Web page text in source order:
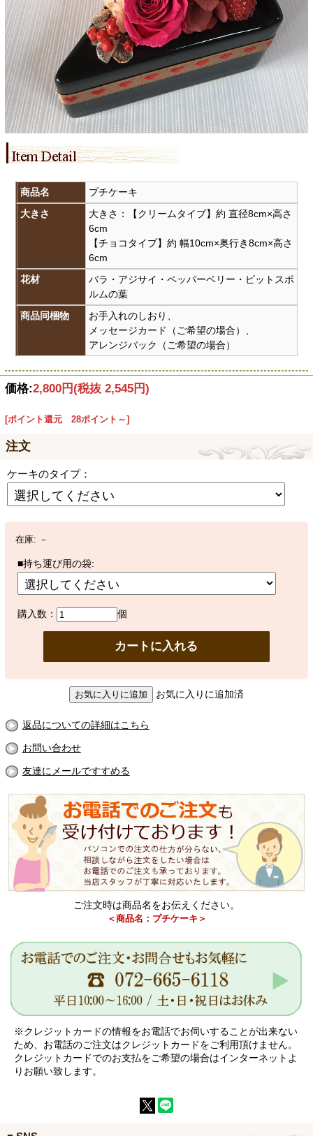
商品名
プチケーキ
大きさ
大きさ：【クリームタイプ】約 直径8cm×高さ
6cm
【チョコタイプ】約 幅10cm×奥行き8cm×高さ
6cm
花材
バラ・アジサイ・ペッパーベリー・ピットスポ
ルムの葉
商品同梱物
お手入れのしおり、
メッセージカード（ご希望の場合）、
アレンジバック（ご希望の場合）
価格:2,800円(税抜 2,545円)
[ポイント還元 28ポイント～]
注文
ケーキのタイプ：
在庫: －
■持ち運び用の袋:
購入数： 個
お気に入りに追加済
返品についての詳細はこちら
お問い合わせ
友達にメールですすめる
ご注文時は商品名をお伝えください。
＜商品名：プチケーキ＞
※クレジットカードの情報をお電話でお伺いすることが出来ない
ため、お電話のご注文はクレジットカードをご利用頂けません。
クレジットカードでのお支払をご希望の場合はインターネットよ
りお願い致します。